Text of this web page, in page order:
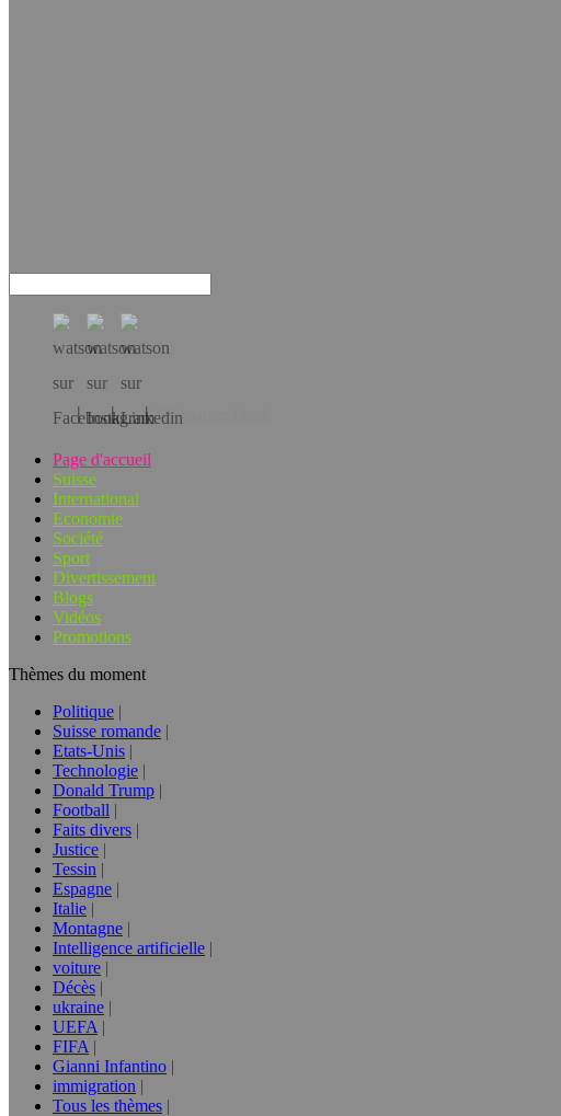
Téléchargez l’app!
Page d'accueil
Suisse
International
Economie
Société
Sport
Divertissement
Blogs
Vidéos
Promotions
Thèmes du moment
Politique
Suisse romande
Etats-Unis
Technologie
Donald Trump
Football
Faits divers
Justice
Tessin
Espagne
Italie
Montagne
Intelligence artificielle
voiture
Décès
ukraine
UEFA
FIFA
Gianni Infantino
immigration
Tous les thèmes